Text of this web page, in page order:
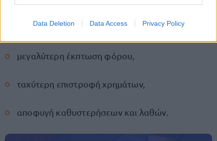
Data Deletion Data Access Privacy Policy
εξασφαλίσει:
μεγαλύτερη έκπτωση φόρου,
ταχύτερη επιστροφή χρημάτων,
αποφυγή καθυστερήσεων και λαθών.